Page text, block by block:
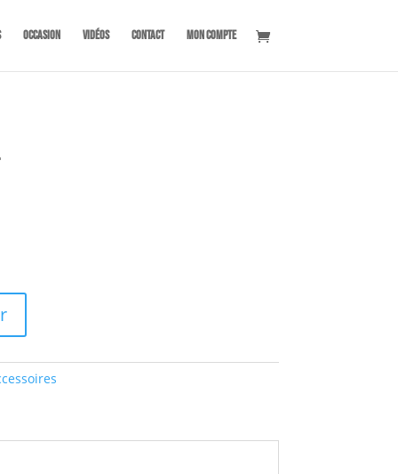
OCCASION Vidéos Contact Mon compte